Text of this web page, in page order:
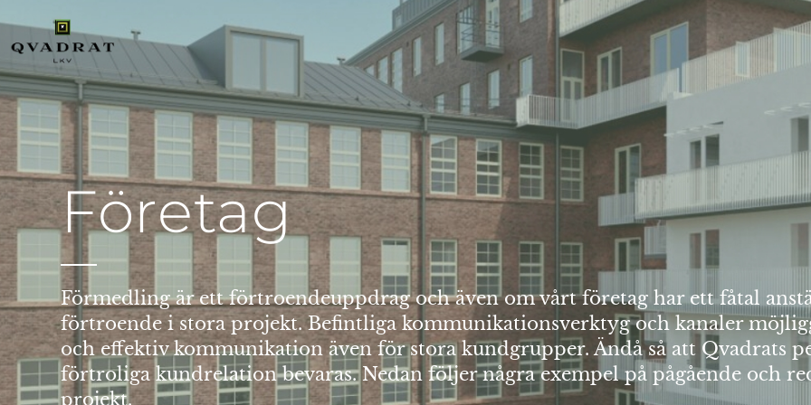
Företag
Förmedling är ett förtroendeuppdrag och även om vårt företag har ett fåtal
förtroende i stora projekt. Befintliga kommunikationsverktyg och kanaler
och effektiv kommunikation även för stora kundgrupper. Ändå så att Qvadrats
förtroliga kundrelation bevaras. Nedan följer några exempel på pågående och
projekt.